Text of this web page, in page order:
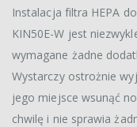
Instalacja filtra HEPA
KIN50E-W jest
wymagane żadne
Wystarczy ostrożnie
jego miejsce wsunąć
chwilę i nie sprawia